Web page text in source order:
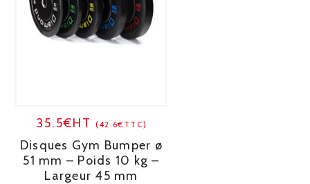
35.5€HT (42.6€TTC)
Disques Gym Bumper ø
51 mm – Poids 10 kg –
Largeur 45 mm